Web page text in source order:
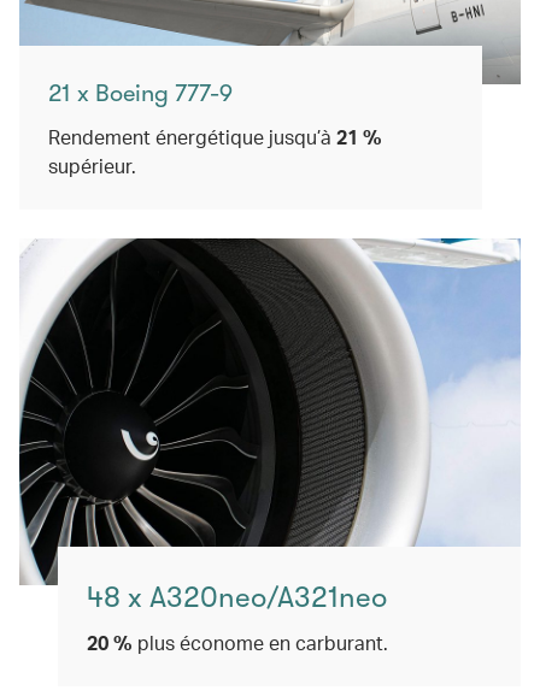
21 x Boeing 777-9
Rendement énergétique jusqu’à 21 %
supérieur.
48 x A320neo/A321neo
20 % plus économe en carburant.